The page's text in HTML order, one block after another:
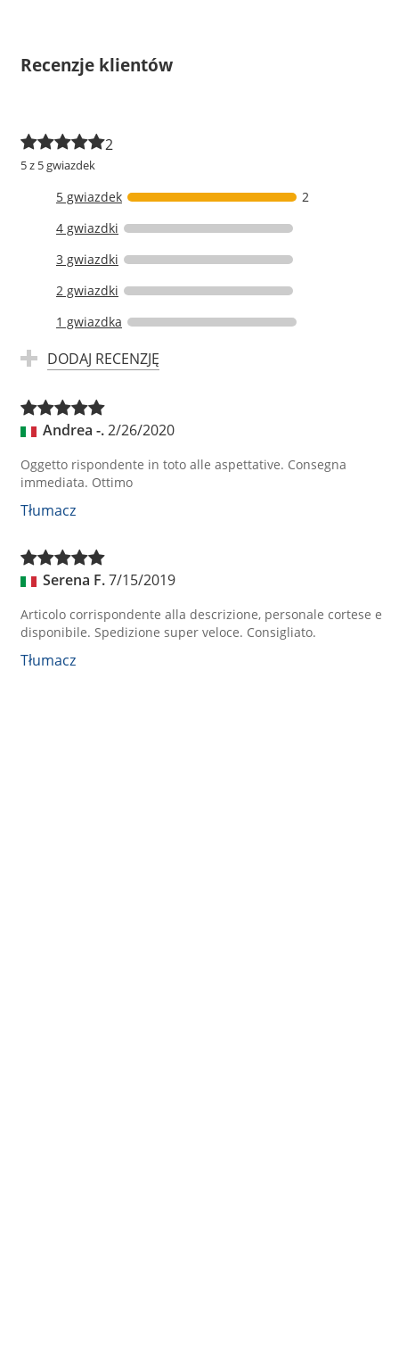
Recenzje klientów
2
5 z 5 gwiazdek
5 gwiazdek
2
4 gwiazdki
3 gwiazdki
2 gwiazdki
1 gwiazdka
DODAJ RECENZJĘ
Andrea -.2/26/2020
Oggetto rispondente in toto alle aspettative. Consegna
immediata. Ottimo
Tłumacz
Serena F.7/15/2019
Articolo corrispondente alla descrizione, personale cortese e
disponibile. Spedizione super veloce. Consigliato.
Tłumacz